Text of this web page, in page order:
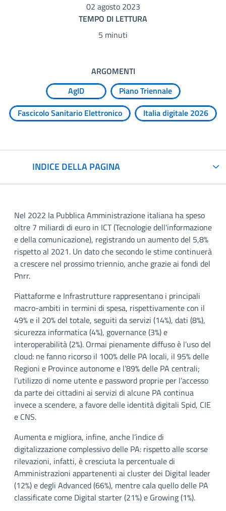
02 agosto 2023
TEMPO DI LETTURA
5 minuti
ARGOMENTI
AgID
Piano Triennale
Fascicolo Sanitario Elettronico
Italia digitale 2026
INDICE DELLA PAGINA
Nel 2022 la Pubblica Amministrazione italiana ha speso
oltre 7 miliardi di euro in ICT (Tecnologie dell'informazione
e della comunicazione), registrando un aumento del 5,8%
rispetto al 2021. Un dato che secondo le stime continuerà
a crescere nel prossimo triennio, anche grazie ai fondi del
Pnrr.
Piattaforme e Infrastrutture rappresentano i principali
macro-ambiti in termini di spesa, rispettivamente con il
49% e il 20% del totale, seguiti da servizi (14%), dati (8%),
sicurezza informatica (4%), governance (3%) e
interoperabilità (2%). Ormai pienamente diffuso è l’uso del
cloud: ne fanno ricorso il 100% delle PA locali, il 95% delle
Regioni e Province autonome e l’89% delle PA centrali;
l’utilizzo di nome utente e password proprie per l’accesso
da parte dei cittadini ai servizi di alcune PA continua
invece a scendere, a favore delle identità digitali Spid, CIE
e CNS.
Aumenta e migliora, infine, anche l’indice di
digitalizzazione complessivo delle PA: rispetto alle scorse
rilevazioni, infatti, è cresciuta la percentuale di
Amministrazioni appartenenti ai cluster dei Digital leader
(12%) e degli Advanced (66%), mentre cala quello delle PA
classificate come Digital starter (21%) e Growing (1%).